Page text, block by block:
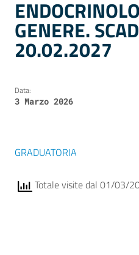
GENERE.
20.02.2027
Data:
3 Marzo 2026
GRADUATORIA
Totale visite dal 01/03/